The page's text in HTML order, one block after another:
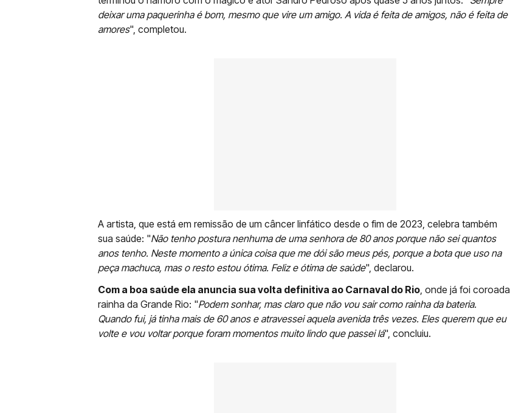
deixar uma paquerinha é bom, mesmo que vire um amigo. A vida é feita de amigos, não é feita de
amores", completou.
A artista, que está em remissão de um câncer linfático desde o fim de 2023, celebra também
sua saúde: "Não tenho postura nenhuma de uma senhora de 80 anos porque não sei quantos
anos tenho. Neste momento a única coisa que me dói são meus pés, porque a bota que uso na
peça machuca, mas o resto estou ótima. Feliz e ótima de saúde", declarou.
Com a boa saúde ela anuncia sua volta definitiva ao Carnaval do Rio, onde já foi coroada
rainha da Grande Rio: "Podem sonhar, mas claro que não vou sair como rainha da bateria.
Quando fui, já tinha mais de 60 anos e atravessei aquela avenida três vezes. Eles querem que eu
volte e vou voltar porque foram momentos muito lindo que passei lá", concluiu.